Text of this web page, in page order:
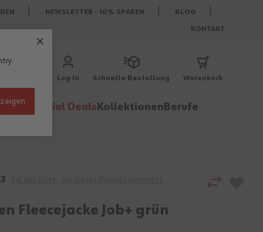
NEWSLETTER - 10% SPAREN BLOG
KONTAKT
Log In Schnelle Bestellung Warenkorb
Special Deals Kollektionen Berufe
Fleecejacke Job+ grün